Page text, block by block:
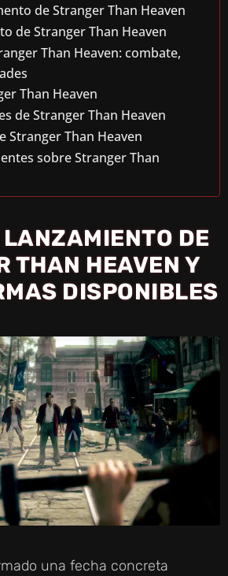
de Stranger Than Heaven
de Stranger Than Heaven
Than Heaven: combate,
Than Heaven
de Stranger Than Heaven
Stranger Than Heaven
sobre Stranger Than
LANZAMIENTO DE
THAN HEAVEN Y
DISPONIBLES
una fecha concreta